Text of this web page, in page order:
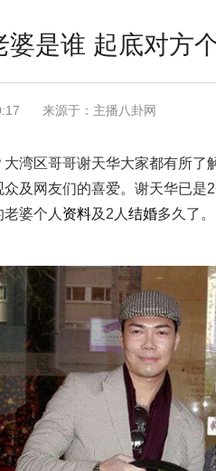
婆是谁 起底对方
来源于：主播八卦网
湾区哥哥谢天华大家都有所了
众及网友们的喜爱。谢天华已是
婆个人 资料及2人 结婚多久了。